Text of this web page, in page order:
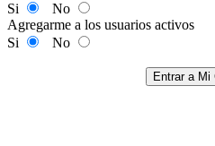
Si
No
Agregarme a los usuarios activos
Si
No
Entrar a Mi